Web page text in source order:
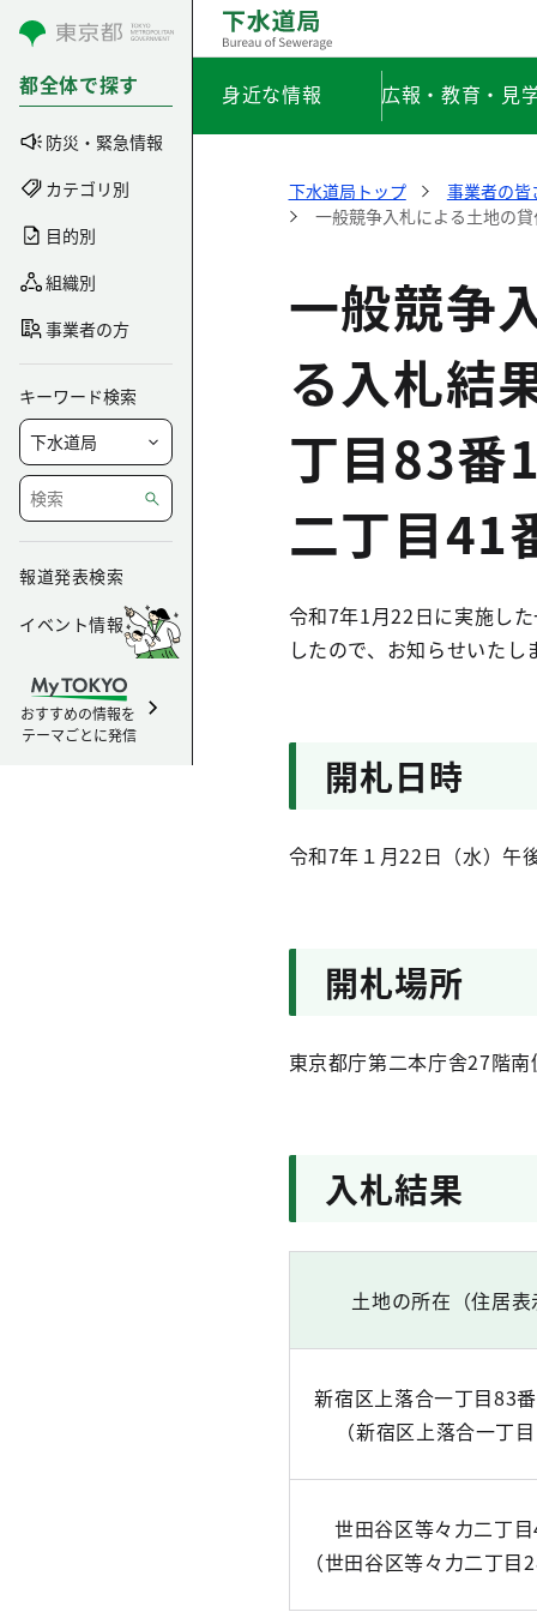
コンテンツにスキップ
都全体で探す
防災・緊急情報
カテゴリ別
目的別
組織別
事業者の方
キーワード検索
報道発表検索
イベント情報
おすすめの情報を
テーマごとに発信
身近な情報 広報・教育・見
下水道局トップ
事業者の皆
一般競争入札による土地の
一般競争
る入札結
丁目83番
二丁目41
令和7年1月22日に実施し
したので、お知らせいたし
開札日時
令和7年１月22日（水）午
開札場所
東京都庁第二本庁舎27階
入札結果
土地の所在（住居表
新宿区上落合一丁目83
（新宿区上落合一丁
世田谷区等々力二丁
（世田谷区等々力二丁目